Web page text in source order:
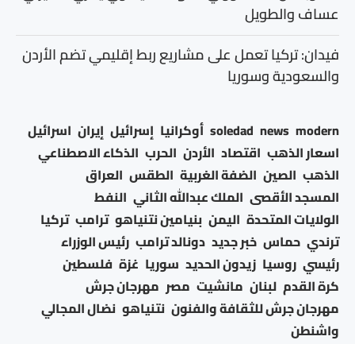
عساف والطويل
فيدان: تركيا تعمل على مشاريع ربط إقليمي تضم الأردن
والسعودية وسوريا
modern
news
soledad أوكرانيا إسرائيل إيران اسرائيل
اسعار الذهب اقتصاد الأردن الحرب الذكاء الاصطناعي
الذهب الصين الضفة الغربية الطقس العراق
المسجد الأقصى الملك عبدالله الثاني النفط
الولايات المتحدة اليمن بنيامين نتنياهو ترامب تركيا
ترندي حماس خبر جديد دونالد ترامب رئيس الوزراء
رئيسي روسيا زيدون الحديد سوريا غزة فلسطين
كرة القدم لبنان مانشيت مصر مهرجان جرش
مهرجان جرش للثقافة والفنون نتنياهو نضال المجالي
واشنطن